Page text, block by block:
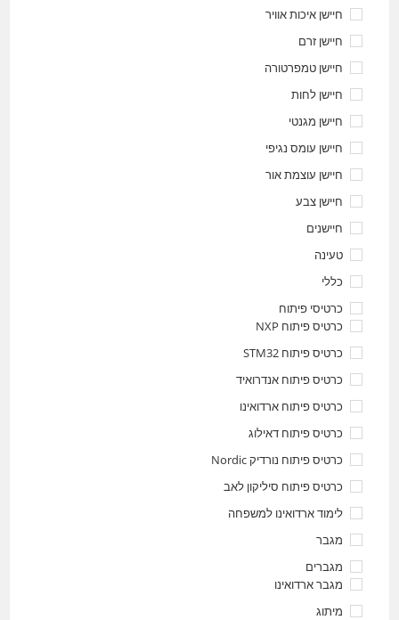
חיישן איכות אוויר
חיישן זרם
חיישן טמפרטורה
חיישן לחות
חיישן מגנטי
חיישן עומס נגיפי
חיישן עוצמת אור
חיישן צבע
חיישנים
טעינה
כללי
כרטיסי פיתוח
כרטיס פיתוח NXP
כרטיס פיתוח STM32
כרטיס פיתוח אנדרואיד
כרטיס פיתוח ארדואינו
כרטיס פיתוח דאילוג
כרטיס פיתוח נורדיק Nordic
כרטיס פיתוח סיליקון לאב
לימוד ארדואינו למשפחה
מגבר
מגברים
מגבר ארדואינו
מיתוג